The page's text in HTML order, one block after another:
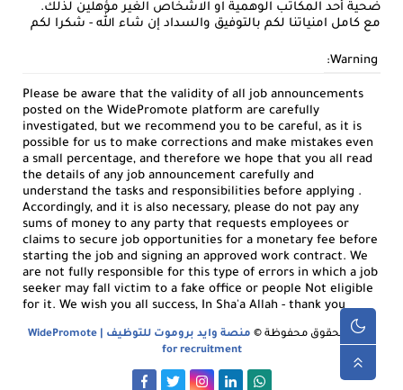
ضحية أحد المكاتب الوهمية او الاشخاص الغير مؤهلين لذلك.
مع كامل امنياتنا لكم بالتوفيق والسداد إن شاء الله - شكرا لكم
Warning:
Please be aware that the validity of all job announcements
posted on the WidePromote platform are carefully
investigated, but we recommend you to be careful, as it is
possible for us to make corrections and make mistakes even
a small percentage, and therefore we hope that you all read
the details of any job announcement carefully and
understand the tasks and responsibilities before applying .
Accordingly, and it is also necessary, please do not pay any
sums of money to any party that requests employees or
claims to secure job opportunities for a monetary fee before
starting the job and signing an approved work contract. We
are not fully responsible for this type of errors in which a job
seeker may fall victim to a fake office or people Not eligible
for it. We wish you all success, In Sha'a Allah - thank you
جميع الحقوق محفوظة ©
منصة وايد بروموت للتوظيف | WidePromote
for recruitment